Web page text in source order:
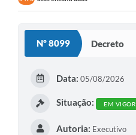
Nº 8099 Decreto
Data: 05/08/2026
Situação: EM VIGOR
Autoria: Executivo